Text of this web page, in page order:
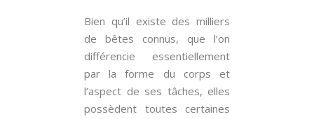
Bien qu’il existe des milliers
de bêtes connus, que l’on
différencie essentiellement
par la forme du corps et
l’aspect de ses tâches, elles
possèdent toutes certaines